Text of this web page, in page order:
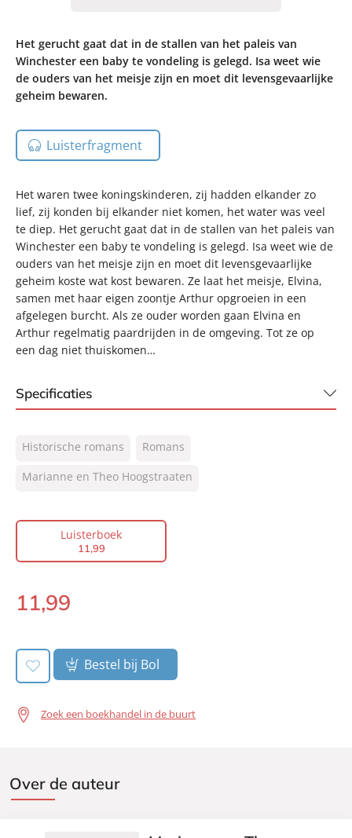
Het gerucht gaat dat in de stallen van het paleis van
Winchester een baby te vondeling is gelegd. Isa weet wie
de ouders van het meisje zijn en moet dit levensgevaarlijke
geheim bewaren.
Luisterfragment
Het waren twee koningskinderen, zij hadden elkander zo
lief, zij konden bij elkander niet komen, het water was veel
te diep. Het gerucht gaat dat in de stallen van het paleis van
Winchester een baby te vondeling is gelegd. Isa weet wie de
ouders van het meisje zijn en moet dit levensgevaarlijke
geheim koste wat kost bewaren. Ze laat het meisje, Elvina,
samen met haar eigen zoontje Arthur opgroeien in een
afgelegen burcht. Als ze ouder worden gaan Elvina en
Arthur regelmatig paardrijden in de omgeving. Tot ze op
een dag niet thuiskomen…
Specificaties
NUR:
301
Type:
Luisterboek
Voorlezer:
Willemijn de Vries, Marianne de
Prijs:
99
Uitgever:
Historische romans
Romans
Marianne en Theo Hoogstraaten
Luisterboek
11,99
Luisterboek:
11,99
Bestel bij Bol
Zoek een boekhandel in de buurt
Over de auteur